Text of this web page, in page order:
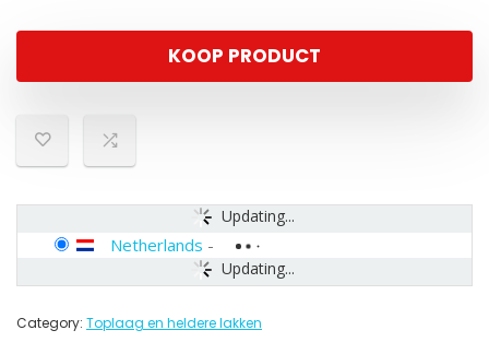
KOOP PRODUCT
Updating...
Updating...
Netherlands -
Category: Toplaag en heldere lakken